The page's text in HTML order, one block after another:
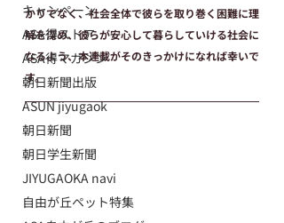
キャンペーン
ASA得ストア
ASA得マガジン
朝日新聞出版
ASUN jiyugaok
朝日新聞
朝日学生新聞
JIYUGAOKA navi
自由が丘ペット特集
かりでなく、社会全体で彼らを取り巻く困難に理
解を深め、彼らが安心して暮らしていける社会に
なるよう、本連載がそのきっかけになれば幸いで
す。